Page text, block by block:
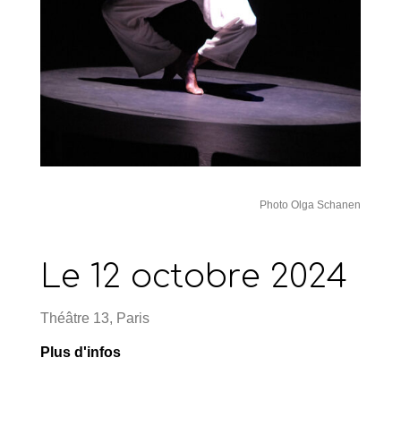
Photo Olga Schanen
Le 12 octobre 2024
Théâtre 13, Paris
Plus d'infos